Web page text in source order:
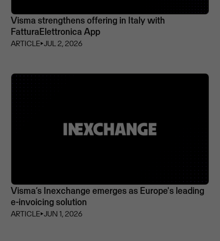
Visma strengthens offering in Italy with
FatturaElettronica App
ARTICLE⏵JUL 2, 2026
Visma’s Inexchange emerges as Europe's leading
e-invoicing solution
ARTICLE⏵JUN 1, 2026